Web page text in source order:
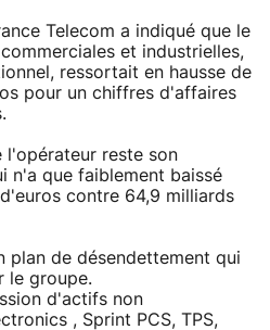
Telecom a indiqué que le
et industrielles,
ressortait en hausse de
pour un chiffres d'affaires
l'opérateur reste son
n'a que faiblement baissé
contre 64,9 milliards
plan de désendettement qui
le groupe.
d'actifs non
, Sprint PCS, TPS,